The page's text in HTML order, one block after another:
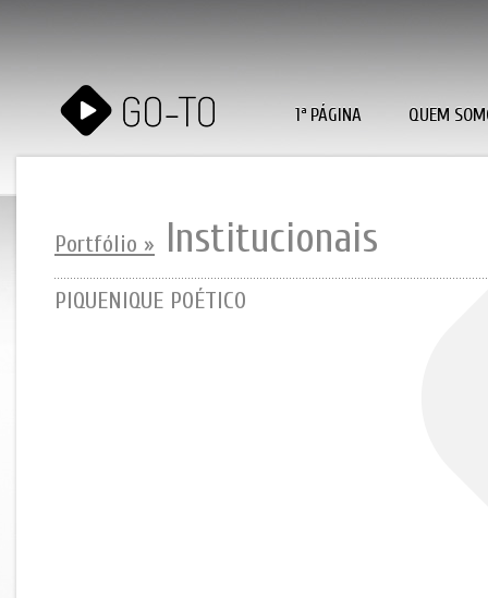
1ª PÁGINA QUEM
Portfólio » Institucionais
PIQUENIQUE POÉTICO